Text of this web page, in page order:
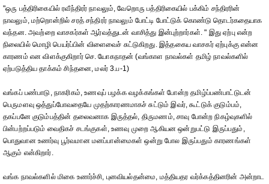
"ஒரு பத்திரிகையில் ரவீந்திரர் நாவலும், வேறொரு பத்திரிகையில் பக்கிம் சந்திரரின்
நாவலும், மற்றொன்றில் சரத் சந்திரர் நாவலும் போட்டி போட்டுக் கொண்டு தொடர்கதையாக
வந்தன. அவற்றை வாசகர்கள் ஆர்வத்துடன் வாசித்து இன்புற்றார்கள். " இது ஏற்பு என்ற
நிலையில் மொழி பெயர்ப்பின் விளைவைச் சுட்டுகிறது. இத்தகைய வாசகர் ஏற்புக்கு என்ன
காரணம் என விளக்குகிறார் செ. யோகநாதன் (வங்காள நாவல்கள் தமிழ் நாவல்களில்
ஏற்படுத்திய தாக்கம் சிந்தனை, மலர் 3.ப-1)
வங்கப் பண்பாடு, நாகரிகம், உணவுப் பழக்க வழக்கங்கள் போன்ற தமிழ்ப்பண்பாட்டுடன்
பெருமளவு ஒத்துப்போவதையே முதற்காரணமாகச் சுட்டும் இவர், கூட்டுக் குடும்பம்,
தகப்பனே குடும்பத்தின் தலைவனாக இருத்தல், திருமணம், சாவு போன்ற நிகழ்வுகளில்
பின்பற்றப்படும் வைதிகச் சடங்குகள், உணவு முறை ஆகியன ஒன்றுபட்டு இருப்பதும்,
பொதுவான உணர்வு பூர்வமான மனப்பான்மைகள் ஒன்று போல இருப்பதும் காரணங்கள்
ஆகும் என்கிறார்.
வங்க நாவல்களில் மிகை உணர்ச்சி, புனவியல்தன்மை, மத்தியதர வர்க்கத்தினரின் அன்றாட